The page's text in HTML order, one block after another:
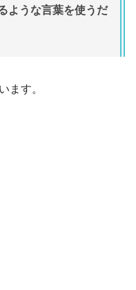
ような言葉を使うだ
ます。